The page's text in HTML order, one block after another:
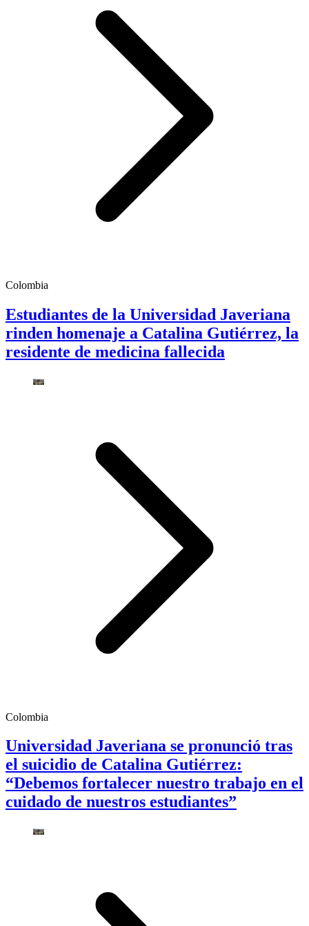
Colombia
Estudiantes de la Universidad Javeriana
rinden homenaje a Catalina Gutiérrez, la
residente de medicina fallecida
Colombia
Universidad Javeriana se pronunció tras
el suicidio de Catalina Gutiérrez:
“Debemos fortalecer nuestro trabajo en el
cuidado de nuestros estudiantes”